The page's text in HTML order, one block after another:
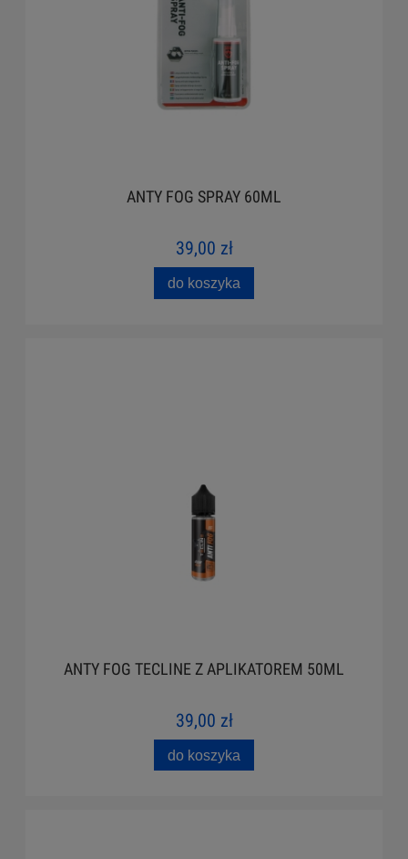
ANTY FOG SPRAY 60ML
39,00 zł
do koszyka
ANTY FOG TECLINE Z APLIKATOREM 50ML
39,00 zł
do koszyka